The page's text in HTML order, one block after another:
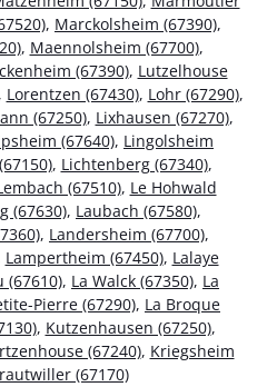
, Marckolsheim (67390),
, Maennolsheim (67700),
(67390), Lutzelhouse
Lorentzen (67430), Lohr (67290),
(67250), Lixhausen (67270),
(67640), Lingolsheim
, Lichtenberg (67340),
(67510), Le Hohwald
(67630), Laubach (67580),
, Landersheim (67700),
Lampertheim (67450), Lalaye
(67610), La Walck (67350), La
Pierre (67290), La Broque
, Kutzenhausen (67250),
(67240), Kriegsheim
(67170)